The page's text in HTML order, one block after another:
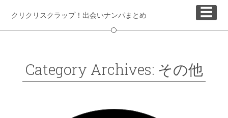
クリクリスクラップ！出会いナンパまとめ ☰
Category Archives: その他